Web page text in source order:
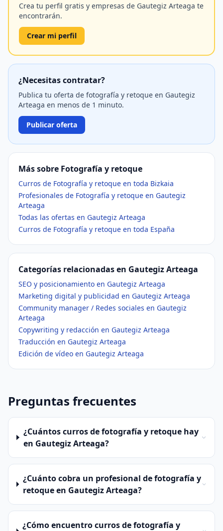
Crea tu perfil gratis y empresas de Gautegiz Arteaga te
encontrarán.
Crear mi perfil
¿Necesitas contratar?
Publica tu oferta de fotografía y retoque en Gautegiz
Arteaga en menos de 1 minuto.
Publicar oferta
Más sobre Fotografía y retoque
Curros de Fotografía y retoque en toda Bizkaia
Profesionales de Fotografía y retoque en Gautegiz
Arteaga
Todas las ofertas en Gautegiz Arteaga
Curros de Fotografía y retoque en toda España
Categorías relacionadas en Gautegiz Arteaga
SEO y posicionamiento en Gautegiz Arteaga
Marketing digital y publicidad en Gautegiz Arteaga
Community manager / Redes sociales en Gautegiz
Arteaga
Copywriting y redacción en Gautegiz Arteaga
Traducción en Gautegiz Arteaga
Edición de vídeo en Gautegiz Arteaga
Preguntas frecuentes
¿Cuántos curros de fotografía y retoque hay
en Gautegiz Arteaga?
¿Cuánto cobra un profesional de fotografía y
retoque en Gautegiz Arteaga?
¿Cómo encuentro curros de fotografía y